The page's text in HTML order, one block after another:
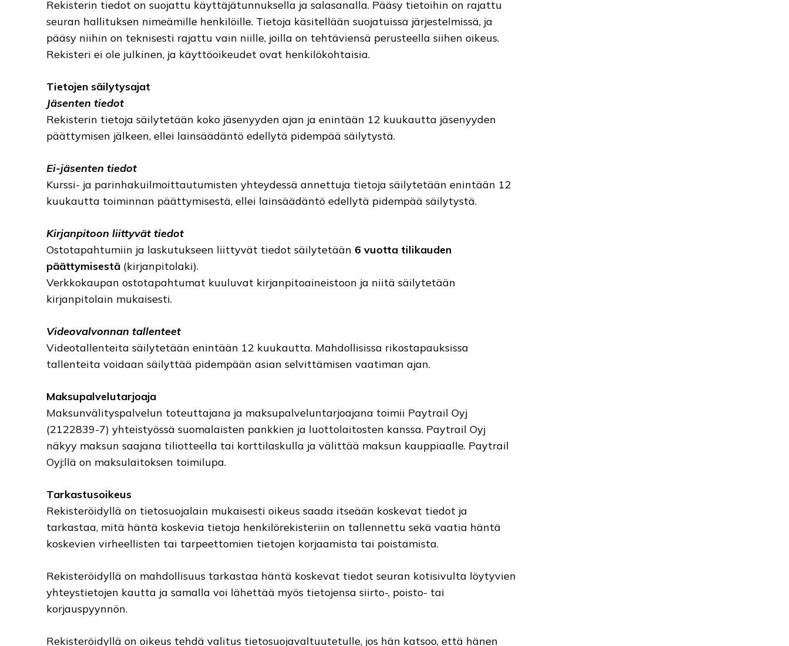
Rekisterin tiedot on suojattu käyttäjätunnuksella ja salasanalla. Pääsy tietoihin on rajattu
seuran hallituksen nimeämille henkilöille. Tietoja käsitellään suojatuissa järjestelmissä, ja
pääsy niihin on teknisesti rajattu vain niille, joilla on tehtäviensä perusteella siihen oikeus.
Rekisteri ei ole julkinen, ja käyttöoikeudet ovat henkilökohtaisia.
Tietojen säilytysajat
Jäsenten tiedot
Rekisterin tietoja säilytetään koko jäsenyyden ajan ja enintään 12 kuukautta jäsenyyden
päättymisen jälkeen, ellei lainsäädäntö edellytä pidempää säilytystä.
Ei-jäsenten tiedot
Kurssi- ja parinhakuilmoittautumisten yhteydessä annettuja tietoja säilytetään enintään 12
kuukautta toiminnan päättymisestä, ellei lainsäädäntö edellytä pidempää säilytystä.
Kirjanpitoon liittyvät tiedot
Ostotapahtumiin ja laskutukseen liittyvät tiedot säilytetään 6 vuotta tilikauden
päättymisestä (kirjanpitolaki).
Verkkokaupan ostotapahtumat kuuluvat kirjanpitoaineistoon ja niitä säilytetään
kirjanpitolain mukaisesti.
Videovalvonnan tallenteet
Videotallenteita säilytetään enintään 12 kuukautta. Mahdollisissa rikostapauksissa
tallenteita voidaan säilyttää pidempään asian selvittämisen vaatiman ajan.
Maksupalvelutarjoaja
Maksunvälityspalvelun toteuttajana ja maksupalveluntarjoajana toimii Paytrail Oyj
(2122839-7) yhteistyössä suomalaisten pankkien ja luottolaitosten kanssa. Paytrail Oyj
näkyy maksun saajana tiliotteella tai korttilaskulla ja välittää maksun kauppiaalle. Paytrail
Oyj:llä on maksulaitoksen toimilupa.
Tarkastusoikeus
Rekisteröidyllä on tietosuojalain mukaisesti oikeus saada itseään koskevat tiedot ja
tarkastaa, mitä häntä koskevia tietoja henkilörekisteriin on tallennettu sekä vaatia häntä
koskevien virheellisten tai tarpeettomien tietojen korjaamista tai poistamista.
Rekisteröidyllä on mahdollisuus tarkastaa häntä koskevat tiedot seuran kotisivulta löytyvien
yhteystietojen kautta ja samalla voi lähettää myös tietojensa siirto-, poisto- tai
korjauspyynnön.
Rekisteröidyllä on oikeus tehdä valitus tietosuojavaltuutetulle, jos hän katsoo, että hänen